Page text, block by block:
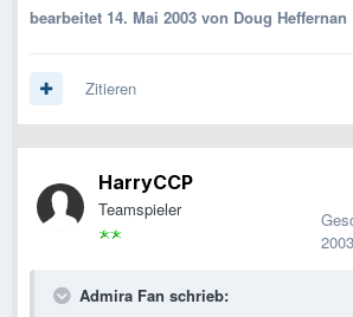
bearbeitet 14. Mai 2003 von Doug Heffernan
Zitieren
HarryCCP
Teamspieler
2003
Admira Fan schrieb: